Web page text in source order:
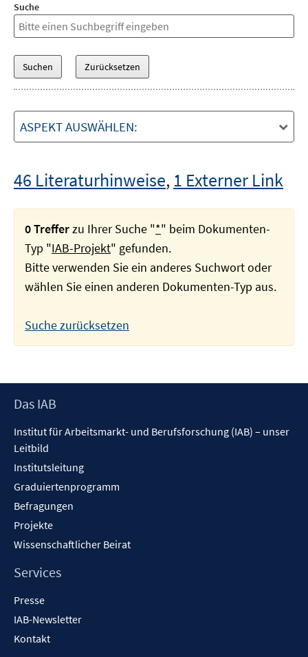
Suche
ASPEKT AUSWÄHLEN:
46 Literaturhinweise, 1 Externer Link
0 Trefferzu Ihrer Suche "*" beim Dokumenten-
Typ "IAB-Projekt" gefunden.
Bitte verwenden Sie ein anderes Suchwort oder
wählen Sie einen anderen Dokumenten-Typ aus.
Suche zurücksetzen
Footer
Das IAB
Institut für Arbeitsmarkt- und Berufsforschung (IAB) – unser
Leitbild
Institutsleitung
Graduiertenprogramm
Befragungen
Projekte
Wissenschaftlicher Beirat
Services
Presse
IAB-Newsletter
Kontakt